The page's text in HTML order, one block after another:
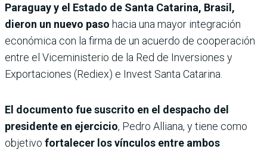
Paraguay y el Estado de Santa Catarina, Brasil,
dieron un nuevo paso hacia una mayor integración
económica con la firma de un acuerdo de cooperación
entre el Viceministerio de la Red de Inversiones y
Exportaciones (Rediex) e Invest Santa Catarina.
El documento fue suscrito en el despacho del
presidente en ejercicio, Pedro Alliana, y tiene como
objetivo fortalecer los vínculos entre ambos